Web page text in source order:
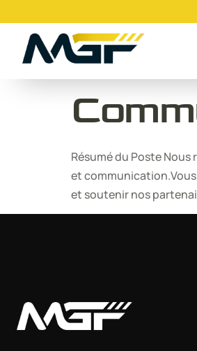
Résumé du Poste
et
et soutenir nos